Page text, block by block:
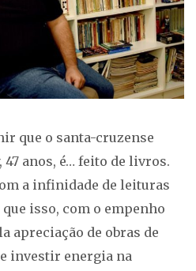
que o santa-cruzense
47 anos, é… feito de livros.
a infinidade de leituras
isso, com o empenho
apreciação de obras de
investir energia na